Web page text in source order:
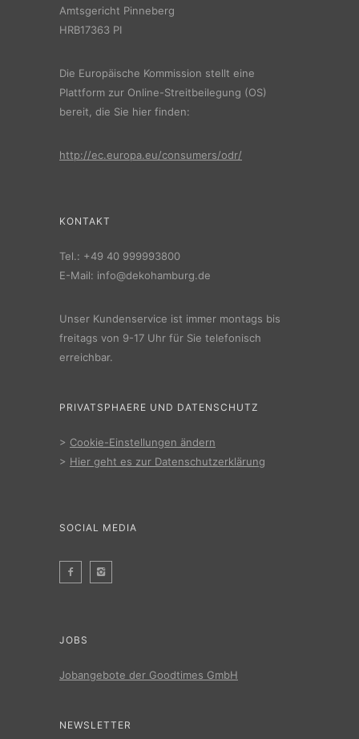
Amtsgericht Pinneberg
HRB17363 PI
Die Europäische Kommission stellt eine
Plattform zur Online-Streitbeilegung (OS)
bereit, die Sie hier finden:
http://ec.europa.eu/consumers/odr/
KONTAKT
Tel.: +49 40 999993800
E-Mail: info@dekohamburg.de
Unser Kundenservice ist immer montags bis
freitags von 9-17 Uhr für Sie telefonisch
erreichbar.
PRIVATSPHAERE UND DATENSCHUTZ
> Cookie-Einstellungen ändern
> Hier geht es zur Datenschutzerklärung
SOCIAL MEDIA
JOBS
Jobangebote der Goodtimes GmbH
NEWSLETTER